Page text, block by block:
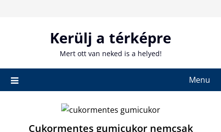
Kerülj a térképre
Mert ott van neked is a helyed!
Menu
Cukormentes gumicukor nemcsak